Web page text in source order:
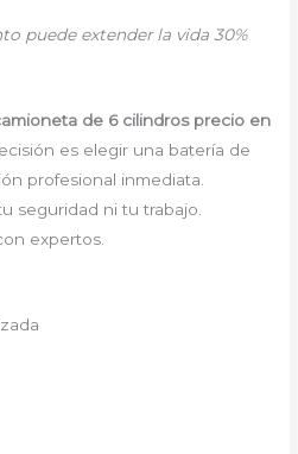
puede extender la vida 30%
de 6 cilindros precio en
es elegir una batería de
profesional inmediata.
seguridad ni tu trabajo.
expertos.